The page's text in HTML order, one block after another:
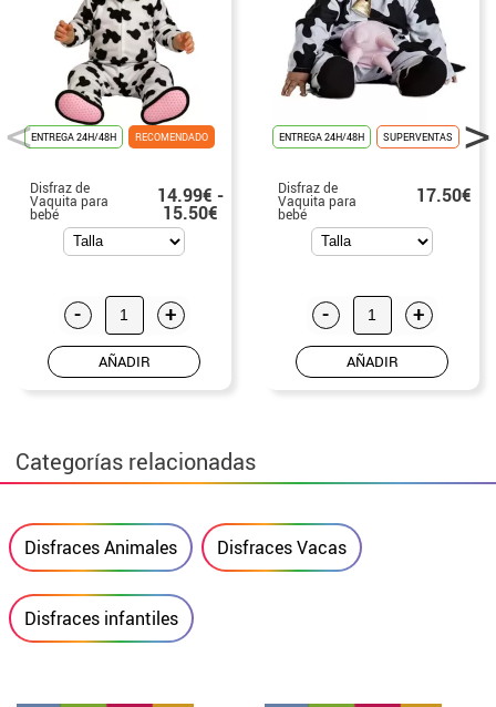
ENTREGA 24H/48H RECOMENDADO
Disfraz de
Vaquita para
bebé
14.99€ -
15.50€
- +
AÑADIR
ENTREGA 24H/48H SUPERVENTAS
Disfraz de
Vaquita para
bebé
17.50€
- +
AÑADIR
Categorías relacionadas
Disfraces Animales Disfraces Vacas
Disfraces infantiles